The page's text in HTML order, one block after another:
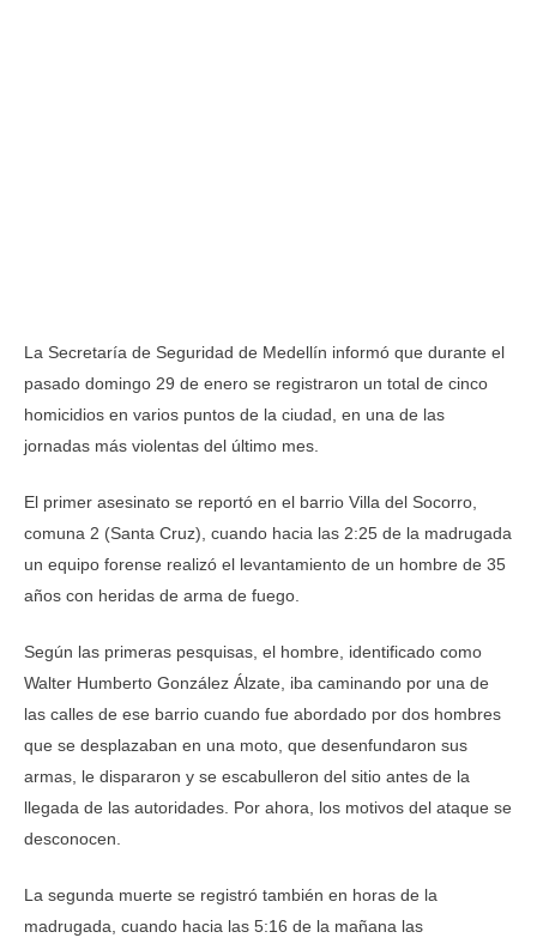
La Secretaría de Seguridad de Medellín informó que durante el
pasado domingo 29 de enero se registraron un total de cinco
homicidios en varios puntos de la ciudad, en una de las
jornadas más violentas del último mes.
El primer asesinato se reportó en el barrio Villa del Socorro,
comuna 2 (Santa Cruz), cuando hacia las 2:25 de la madrugada
un equipo forense realizó el levantamiento de un hombre de 35
años con heridas de arma de fuego.
Según las primeras pesquisas, el hombre, identificado como
Walter Humberto González Álzate, iba caminando por una de
las calles de ese barrio cuando fue abordado por dos hombres
que se desplazaban en una moto, que desenfundaron sus
armas, le dispararon y se escabulleron del sitio antes de la
llegada de las autoridades. Por ahora, los motivos del ataque se
desconocen.
La segunda muerte se registró también en horas de la
madrugada, cuando hacia las 5:16 de la mañana las